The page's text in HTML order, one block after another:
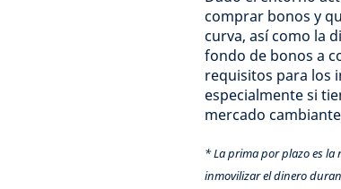
comprar bonos y
curva, así como la
fondo de bonos a
requisitos para los
especialmente si
mercado
* La prima por plazo es
inmovilizar el dinero